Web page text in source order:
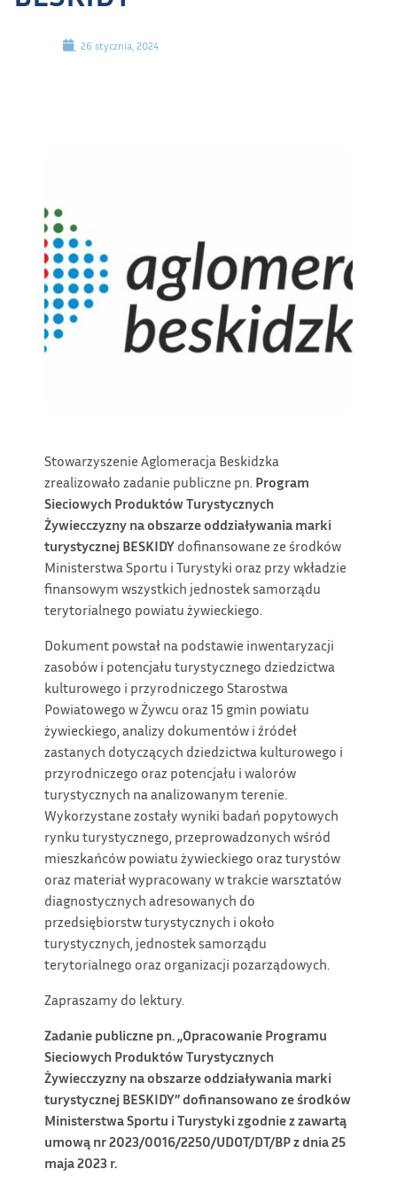
26 stycznia, 2024
Stowarzyszenie Aglomeracja Beskidzka
zrealizowało zadanie publiczne pn. Program
Sieciowych Produktów Turystycznych
Żywiecczyzny na obszarze oddziaływania marki
turystycznej BESKIDY dofinansowane ze środków
Ministerstwa Sportu i Turystyki oraz przy wkładzie
finansowym wszystkich jednostek samorządu
terytorialnego powiatu żywieckiego.
Dokument powstał na podstawie inwentaryzacji
zasobów i potencjału turystycznego dziedzictwa
kulturowego i przyrodniczego Starostwa
Powiatowego w Żywcu oraz 15 gmin powiatu
żywieckiego, analizy dokumentów i źródeł
zastanych dotyczących dziedzictwa kulturowego i
przyrodniczego oraz potencjału i walorów
turystycznych na analizowanym terenie.
Wykorzystane zostały wyniki badań popytowych
rynku turystycznego, przeprowadzonych wśród
mieszkańców powiatu żywieckiego oraz turystów
oraz materiał wypracowany w trakcie warsztatów
diagnostycznych adresowanych do
przedsiębiorstw turystycznych i około
turystycznych, jednostek samorządu
terytorialnego oraz organizacji pozarządowych.
Zapraszamy do lektury.
Zadanie publiczne pn. „Opracowanie Programu
Sieciowych Produktów Turystycznych
Żywiecczyzny na obszarze oddziaływania marki
turystycznej BESKIDY” dofinansowano ze środków
Ministerstwa Sportu i Turystyki zgodnie z zawartą
umową nr 2023/0016/2250/UDOT/DT/BP z dnia 25
maja 2023 r.